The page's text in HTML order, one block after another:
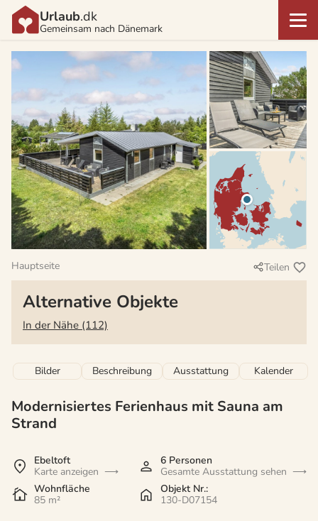
Urlaub.dk
Gemeinsam nach Dänemark
Hauptseite Teilen
Alternative Objekte
In der Nähe (112)
Bilder Beschreibung Ausstattung Kalender
Modernisiertes Ferienhaus mit Sauna am
Strand
Ebeltoft
Karte anzeigen
6 Personen
Gesamte Ausstattung sehen
Wohnfläche
85 m²
Objekt Nr.:
130-D07154